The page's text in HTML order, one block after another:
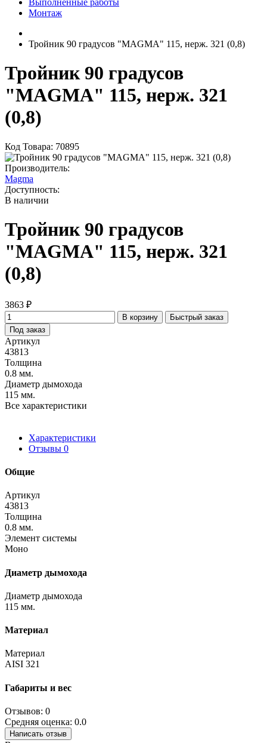
Выполненные работы
Монтаж
Тройник 90 градусов "MAGMA" 115, нерж. 321 (0,8)
Тройник 90 градусов
"MAGMA" 115, нерж. 321
(0,8)
Код Товара: 70895
Производитель:
Magma
Доступность:
В наличии
Тройник 90 градусов
"MAGMA" 115, нерж. 321
(0,8)
3863 ₽
В корзину
Быстрый заказ
Под заказ
Артикул
43813
Толщина
0.8 мм.
Диаметр дымохода
115 мм.
Все характеристики
Характеристики
Отзывы 0
Общие
Артикул
43813
Толщина
0.8 мм.
Элемент системы
Моно
Диаметр дымохода
Диаметр дымохода
115 мм.
Материал
Материал
AISI 321
Габариты и вес
Отзывов: 0
Средняя оценка: 0.0
Написать отзыв